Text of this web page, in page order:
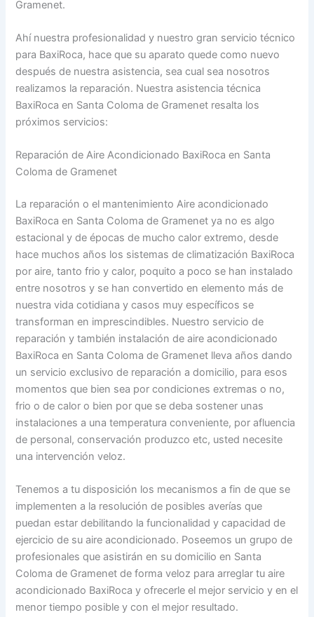
Gramenet.
Ahí nuestra profesionalidad y nuestro gran servicio técnico
para BaxiRoca, hace que su aparato quede como nuevo
después de nuestra asistencia, sea cual sea nosotros
realizamos la reparación. Nuestra asistencia técnica
BaxiRoca en Santa Coloma de Gramenet resalta los
próximos servicios:
Reparación de Aire Acondicionado BaxiRoca en Santa
Coloma de Gramenet
La reparación o el mantenimiento Aire acondicionado
BaxiRoca en Santa Coloma de Gramenet ya no es algo
estacional y de épocas de mucho calor extremo, desde
hace muchos años los sistemas de climatización BaxiRoca
por aire, tanto frio y calor, poquito a poco se han instalado
entre nosotros y se han convertido en elemento más de
nuestra vida cotidiana y casos muy específicos se
transforman en imprescindibles. Nuestro servicio de
reparación y también instalación de aire acondicionado
BaxiRoca en Santa Coloma de Gramenet lleva años dando
un servicio exclusivo de reparación a domicilio, para esos
momentos que bien sea por condiciones extremas o no,
frio o de calor o bien por que se deba sostener unas
instalaciones a una temperatura conveniente, por afluencia
de personal, conservación produzco etc, usted necesite
una intervención veloz.
Tenemos a tu disposición los mecanismos a fin de que se
implementen a la resolución de posibles averías que
puedan estar debilitando la funcionalidad y capacidad de
ejercicio de su aire acondicionado. Poseemos un grupo de
profesionales que asistirán en su domicilio en Santa
Coloma de Gramenet de forma veloz para arreglar tu aire
acondicionado BaxiRoca y ofrecerle el mejor servicio y en el
menor tiempo posible y con el mejor resultado.